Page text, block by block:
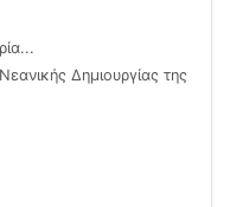
Δημιουργίας της